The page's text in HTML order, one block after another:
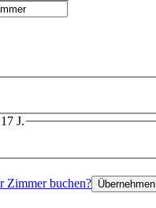
J.
Zimmer buchen? Übernehmen